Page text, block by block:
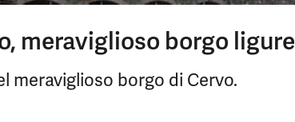
meraviglioso borgo ligure
meraviglioso borgo di Cervo.